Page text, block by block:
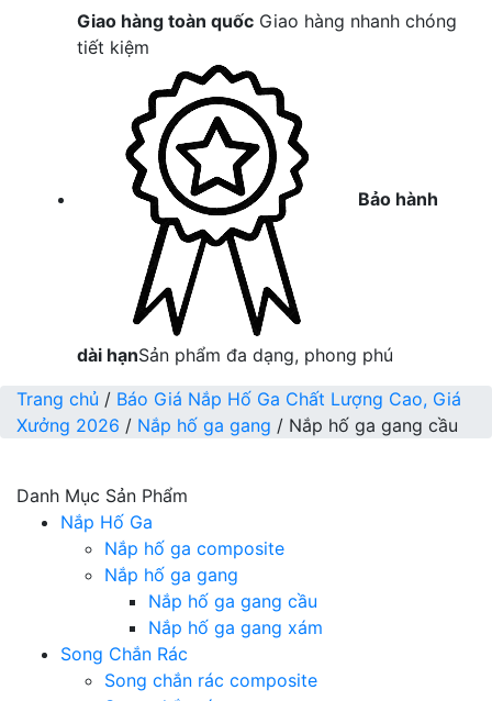
Giao hàng toàn quốc Giao hàng nhanh chóng
tiết kiệm
Bảo hành
dài hạnSản phẩm đa dạng, phong phú
Trang chủ / Báo Giá Nắp Hố Ga Chất Lượng Cao, Giá
Xưởng 2026 / Nắp hố ga gang / Nắp hố ga gang cầu
Danh Mục Sản Phẩm
Nắp Hố Ga
Nắp hố ga composite
Nắp hố ga gang
Nắp hố ga gang cầu
Nắp hố ga gang xám
Song Chắn Rác
Song chắn rác composite